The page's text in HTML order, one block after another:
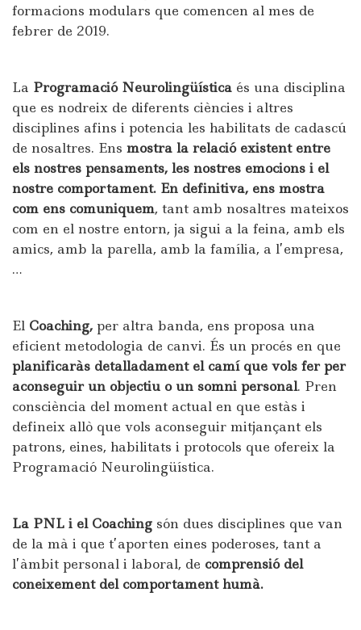
formacions modulars que comencen al mes de
febrer de 2019.
La Programació Neurolingüística és una disciplina
que es nodreix de diferents ciències i altres
disciplines afins i potencia les habilitats de cadascú
de nosaltres. Ens mostra la relació existent entre
els nostres pensaments, les nostres emocions i el
nostre comportament. En definitiva, ens mostra
com ens comuniquem, tant amb nosaltres mateixos
com en el nostre entorn, ja sigui a la feina, amb els
amics, amb la parella, amb la família, a l’empresa,
…
El Coaching, per altra banda, ens proposa una
eficient metodologia de canvi. És un procés en que
planificaràs detalladament el camí que vols fer per
aconseguir un objectiu o un somni personal. Pren
consciència del moment actual en que estàs i
defineix allò que vols aconseguir mitjançant els
patrons, eines, habilitats i protocols que ofereix la
Programació Neurolingüística.
La PNL i el Coaching són dues disciplines que van
de la mà i que t’aporten eines poderoses, tant a
l’àmbit personal i laboral, de comprensió del
coneixement del comportament humà.